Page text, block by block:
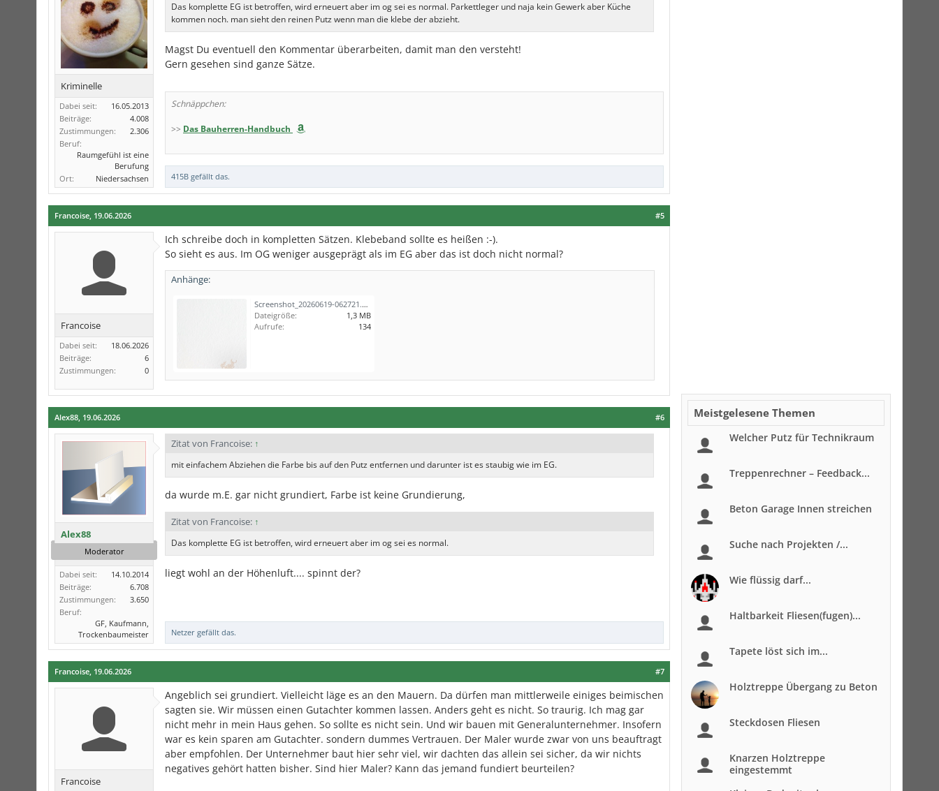
Kriminelle
Dabei seit:
16.05.2013
Beiträge:
4.008
Zustimmungen:
2.306
Beruf:
Raumgefühl ist eine
Berufung
Ort:
Niedersachsen
Das komplette EG ist betroffen, wird erneuert aber im og sei es normal. Parkettleger und naja kein Gewerk aber Küche
kommen noch. man sieht den reinen Putz wenn man die klebe der abzieht.
Magst Du eventuell den Kommentar überarbeiten, damit man den versteht!
Gern gesehen sind ganze Sätze.
Schnäppchen:
>> Das Bauherren-Handbuch
415B gefällt das.
#5
Francoise, 19.06.2026
Francoise
Dabei seit:
18.06.2026
Beiträge:
6
Zustimmungen:
0
Ich schreibe doch in kompletten Sätzen. Klebeband sollte es heißen :-).
So sieht es aus. Im OG weniger ausgeprägt als im EG aber das ist doch nicht normal?
Anhänge:
Screenshot_20260619-062721.png
Dateigröße:
1,3 MB
Aufrufe:
134
#6
Alex88, 19.06.2026
Alex88
Moderator
Dabei seit:
14.10.2014
Beiträge:
6.708
Zustimmungen:
3.650
Beruf:
GF, Kaufmann,
Trockenbaumeister
Zitat von Francoise: ↑
mit einfachem Abziehen die Farbe bis auf den Putz entfernen und darunter ist es staubig wie im EG.
da wurde m.E. gar nicht grundiert, Farbe ist keine Grundierung,
Zitat von Francoise: ↑
Das komplette EG ist betroffen, wird erneuert aber im og sei es normal.
liegt wohl an der Höhenluft.... spinnt der?
Netzer gefällt das.
#7
Francoise, 19.06.2026
Francoise
Angeblich sei grundiert. Vielleicht läge es an den Mauern. Da dürfen man mittlerweile einiges beimischen
sagten sie. Wir müssen einen Gutachter kommen lassen. Anders geht es nicht. So traurig. Ich mag gar
nicht mehr in mein Haus gehen. So sollte es nicht sein. Und wir bauen mit Generalunternehmer. Insofern
war es kein sparen am Gutachter. sondern dummes Vertrauen. Der Maler wurde zwar von uns beauftragt
aber empfohlen. Der Unternehmer baut hier sehr viel, wir dachten das allein sei sicher, da wir nichts
negatives gehört hatten bisher. Sind hier Maler? Kann das jemand fundiert beurteilen?
Meistgelesene Themen
Welcher Putz für Technikraum
Treppenrechner – Feedback...
Beton Garage Innen streichen
Suche nach Projekten /...
Wie flüssig darf...
Haltbarkeit Fliesen(fugen)...
Tapete löst sich im...
Holztreppe Übergang zu Beton
Steckdosen Fliesen
Knarzen Holztreppe
eingestemmt